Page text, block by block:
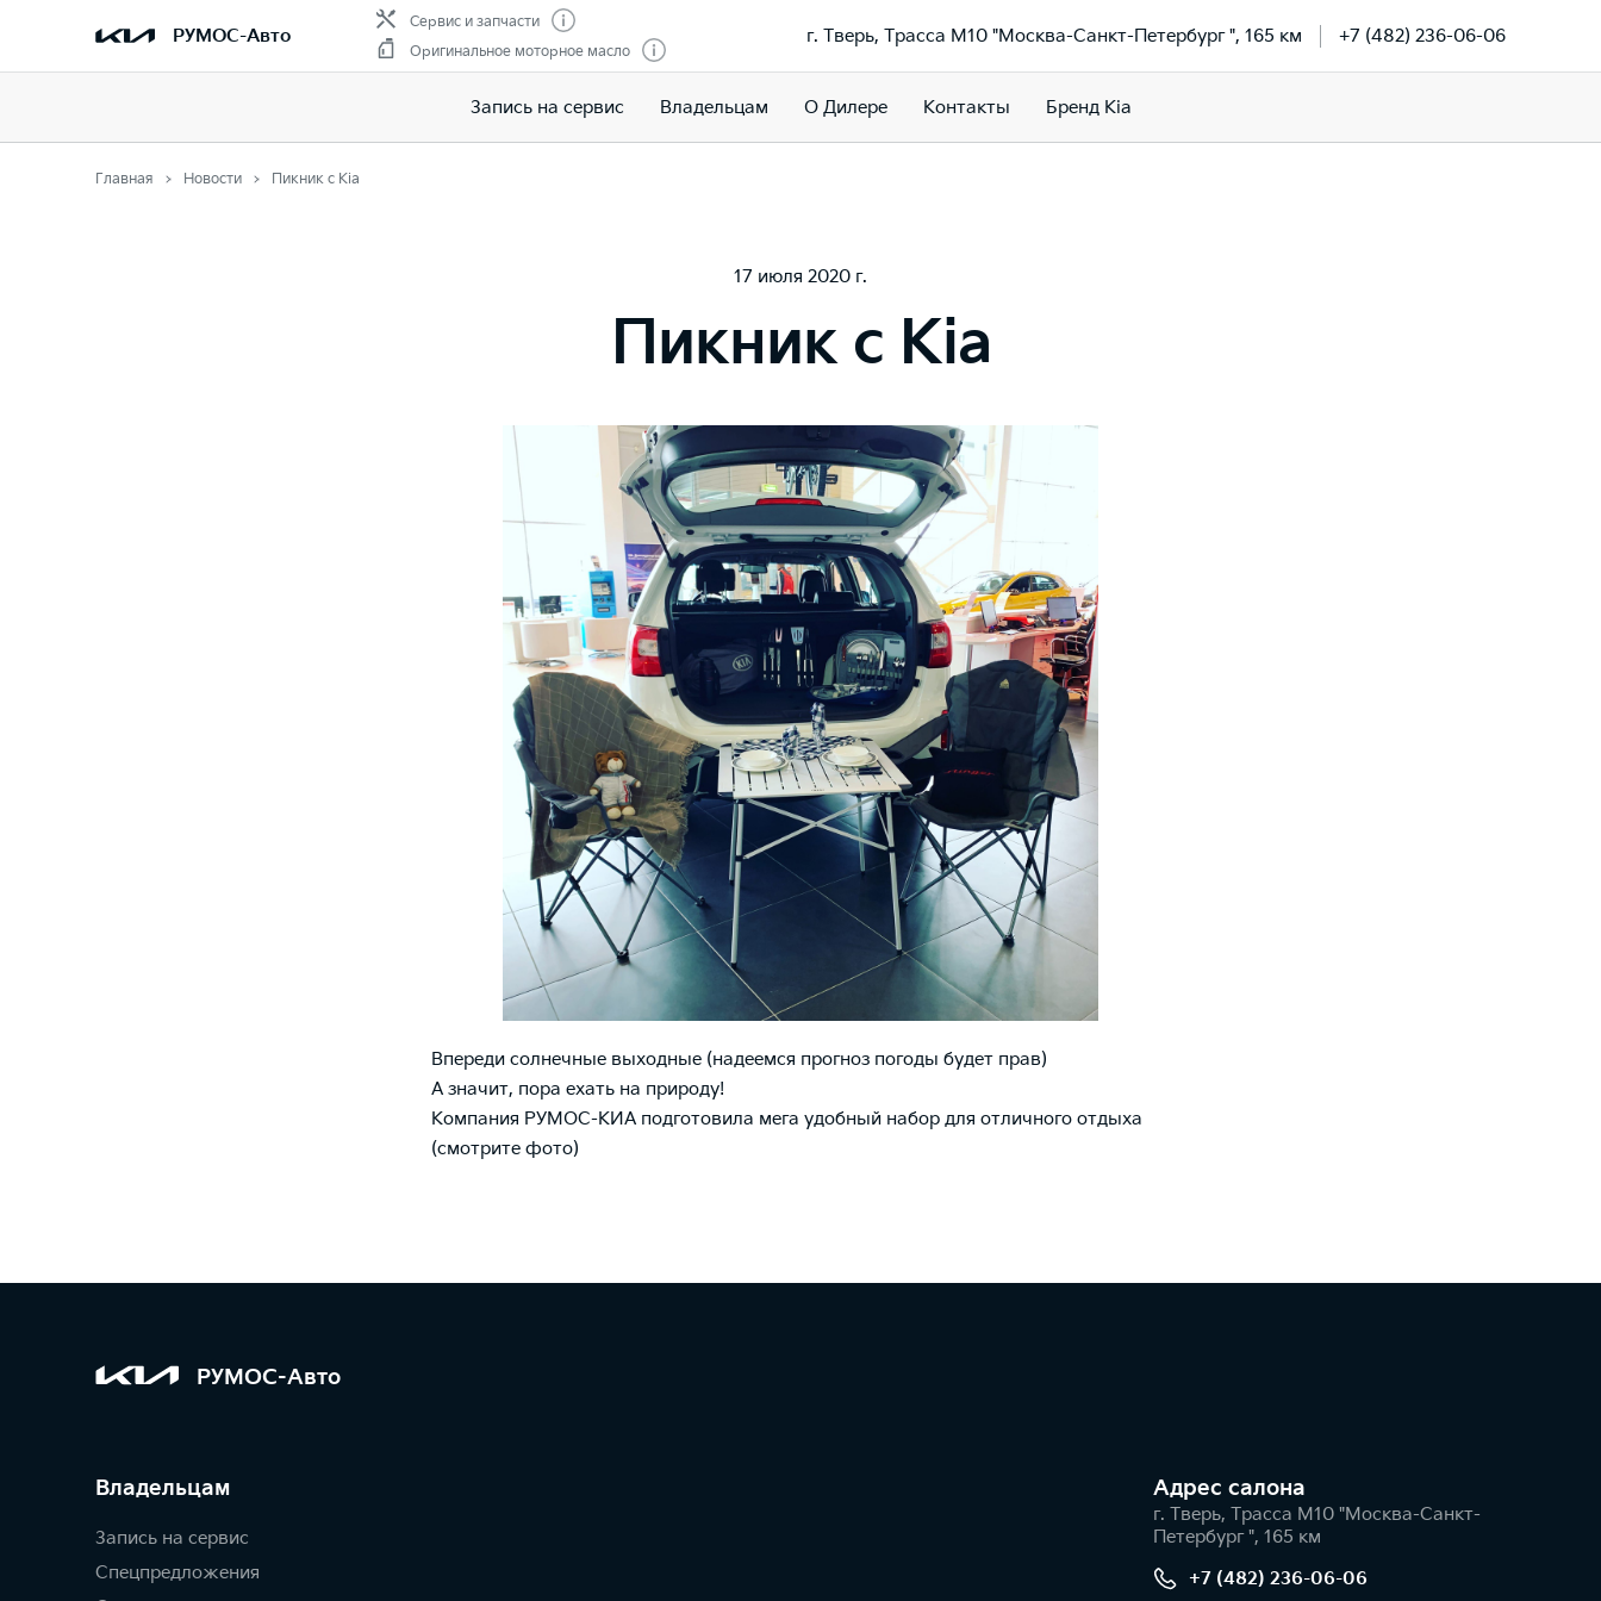
РУМОС-Авто
Сервис и запчасти
Оригинальное моторное масло
г. Тверь, Трасса М10 "Москва-Санкт-Петербург ", 165 км +7 (482) 236-06-06
Запись на сервис Владельцам О Дилере Контакты Бренд Kia
Главная Новости Пикник с Kia
17 июля 2020 г.
Пикник с Kia
Впереди солнечные выходные (надеемся прогноз погоды будет прав)
А значит, пора ехать на природу!
Компания РУМОС-КИА подготовила мега удобный набор для отличного отдыха
(смотрите фото)
РУМОС-Авто
Владельцам
Запись на сервис
Спецпредложения
Адрес салонa
г. Тверь, Трасса М10 "Москва-Санкт-
Петербург ", 165 км
+7 (482) 236-06-06